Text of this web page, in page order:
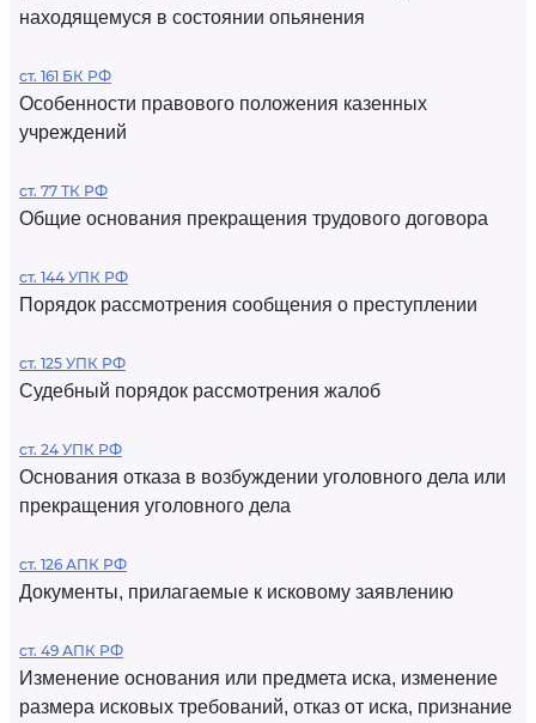
находящемуся в состоянии опьянения
ст. 161 БК РФ
Особенности правового положения казенных
учреждений
ст. 77 ТК РФ
Общие основания прекращения трудового договора
ст. 144 УПК РФ
Порядок рассмотрения сообщения о преступлении
ст. 125 УПК РФ
Судебный порядок рассмотрения жалоб
ст. 24 УПК РФ
Основания отказа в возбуждении уголовного дела или
прекращения уголовного дела
ст. 126 АПК РФ
Документы, прилагаемые к исковому заявлению
ст. 49 АПК РФ
Изменение основания или предмета иска, изменение
размера исковых требований, отказ от иска, признание